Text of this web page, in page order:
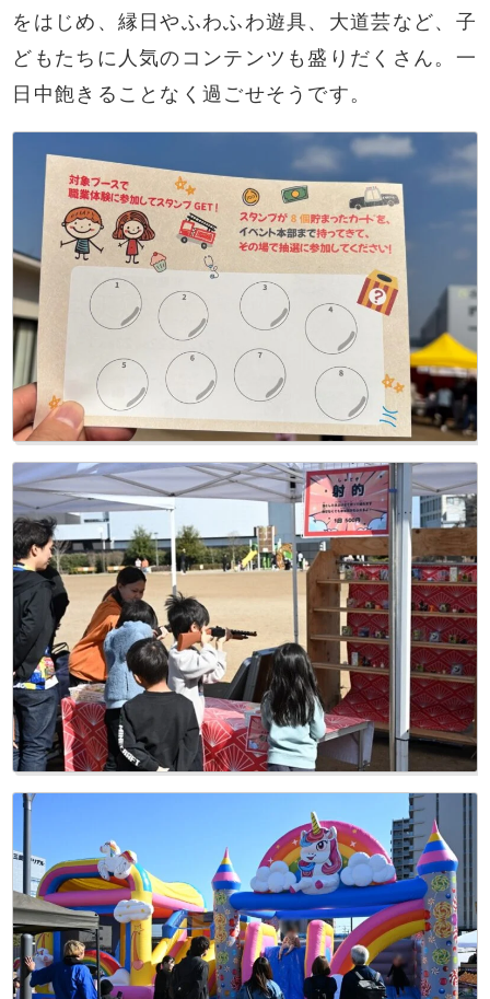
をはじめ、縁日やふわふわ遊具、大道芸など、子
どもたちに人気のコンテンツも盛りだくさん。一
日中飽きることなく過ごせそうです。